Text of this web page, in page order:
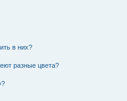
в них?
разные цвета?